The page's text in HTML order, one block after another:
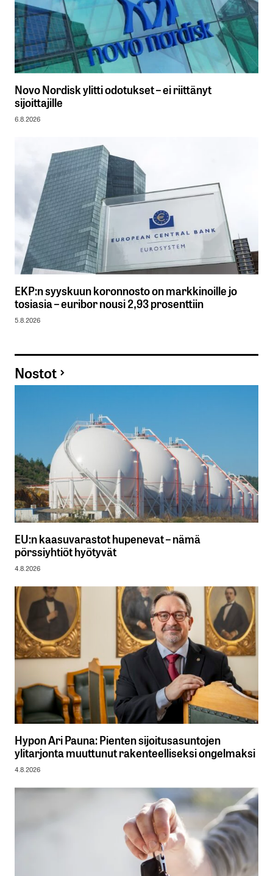
Novo Nordisk ylitti odotukset – ei riittänyt
sijoittajille
6.8.2026
EKP:n syyskuun koronnosto on markkinoille jo
tosiasia – euribor nousi 2,93 prosenttiin
5.8.2026
Nostot
EU:n kaasuvarastot hupenevat – nämä
pörssiyhtiöt hyötyvät
4.8.2026
Hypon Ari Pauna: Pienten sijoitusasuntojen
ylitarjonta muuttunut rakenteelliseksi ongelmaksi
4.8.2026